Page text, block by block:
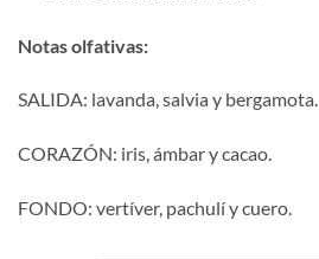
Notas olfativas:
SALIDA: lavanda, salvia y bergamota.
CORAZÓN: iris, ámbar y cacao.
FONDO: vertíver, pachulí y cuero.